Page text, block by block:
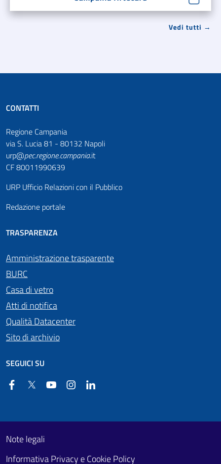
Vedi tutti →
CONTATTI
Regione Campania
via S. Lucia 81 - 80132 Napoli
urp@pec.regione.campania.it
CF 80011990639
URP Ufficio Relazioni con il Pubblico
Redazione portale
TRASPARENZA
Amministrazione trasparente
BURC
Casa di vetro
Atti di notifica
Qualità Datacenter
Sito di archivio
SEGUICI SU
FacebookTwitter YouTube Instagram
Footer First
Useful links section
Note legali
Informativa Privacy e Cookie Policy